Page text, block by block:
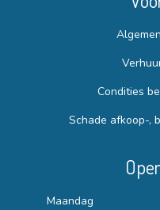
Condities
Schade afkoop-,
Maandag